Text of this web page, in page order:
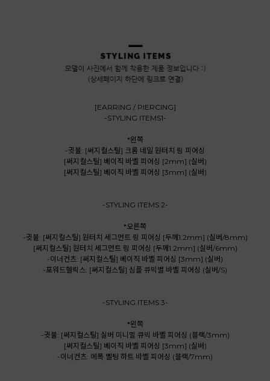
[EARRING / PIERCING]
-STYLING ITEMS1-
*왼쪽
-귓불: [써지컬스틸] 크롬 네일 원터치 링 피어싱
[써지컬스틸] 베이직 바벨 피어싱 [2mm] (실버)
[써지컬스틸] 베이직 바벨 피어싱 [3mm] (실버)
-STYLING ITEMS 2-
*오른쪽
-귓불: [써지컬스틸] 원터치 세그먼트 링 피어싱 [두께1.2mm] (실버/8mm)
[써지컬스틸] 원터치 세그먼트 링 피어싱 [두께1.2mm] (실버/6mm)
-이너컨츠: [써지컬스틸] 베이직 바벨 피어싱 [3mm] (실버)
-포워드헬릭스: [써지컬스틸] 심플 큐빅별 바벨 피어싱 (실버/S)
-STYLING ITEMS 3-
*왼쪽
-귓불: [써지컬스틸] 실버 미니멀 큐빅 바벨 피어싱 (블랙/3mm)
[써지컬스틸] 베이직 바벨 피어싱 [3mm] (실버)
-이너컨츠: 에폭 멜팅 하트 바벨 피어싱 (블랙/7mm)